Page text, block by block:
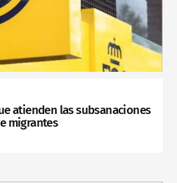
atienden las subsanaciones
migrantes